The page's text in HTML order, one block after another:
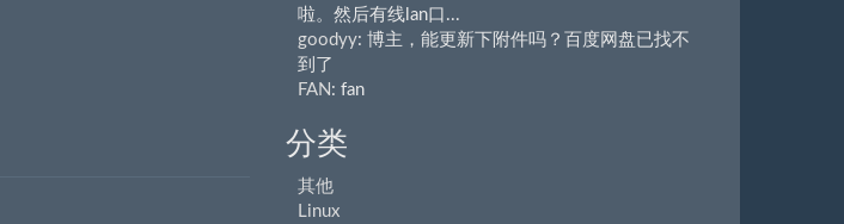
啦。然后有线lan口...
goodyy: 博主，能更新下附件吗？百度网盘已找不
到了
FAN : fan
分类
其他
Linux